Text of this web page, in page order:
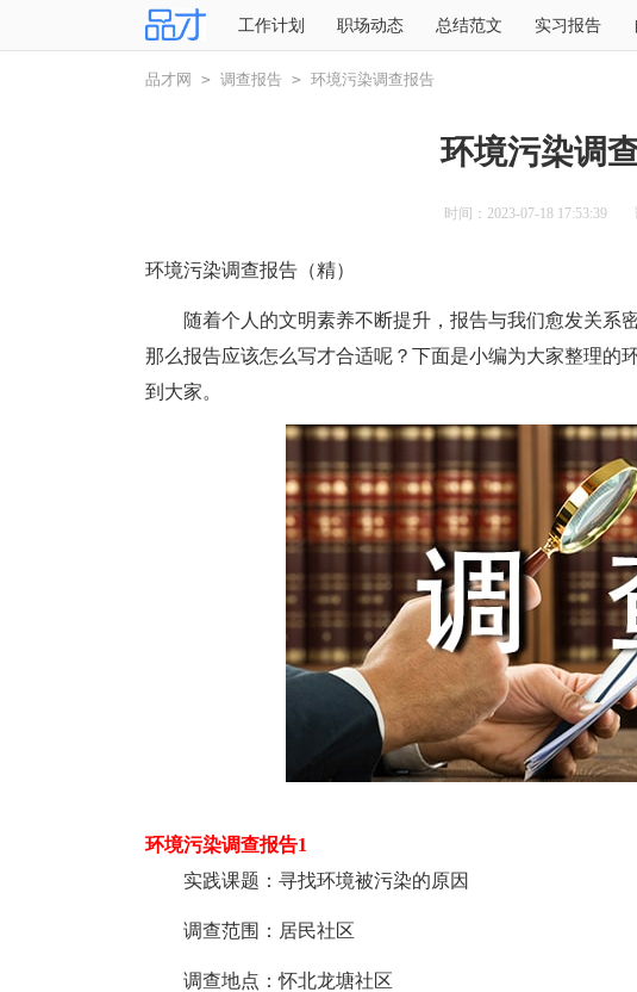
工作计划 职场动态 总结范文 实习报告
品才网 > 调查报告 > 环境污染调查报告
环境污染调
时间：2023-07-18 17:53:39
环境污染调查报告（精）
随着个人的文明素养不断提升，报告与我们愈发关系密
那么报告应该怎么写才合适呢？下面是小编为大家整理的
到大家。
环境污染调查报告1
实践课题：寻找环境被污染的原因
调查范围：居民社区
调查地点：怀北龙塘社区